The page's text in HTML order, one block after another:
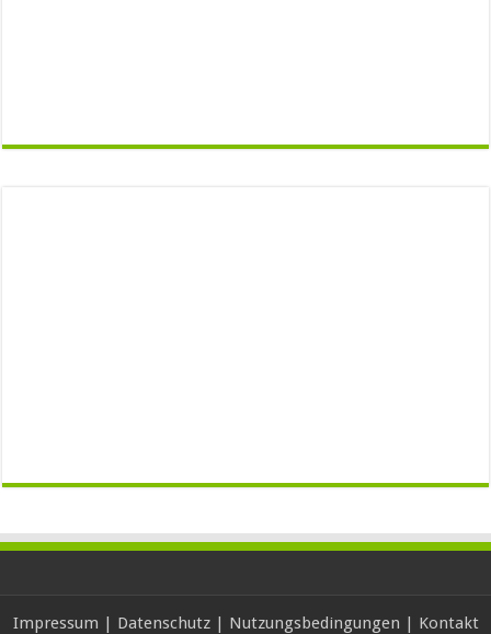
Impressum | Datenschutz| Nutzungsbedingungen | Kontakt